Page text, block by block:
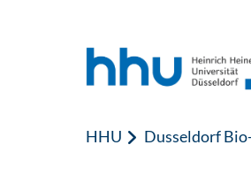
HHU Dusseldorf